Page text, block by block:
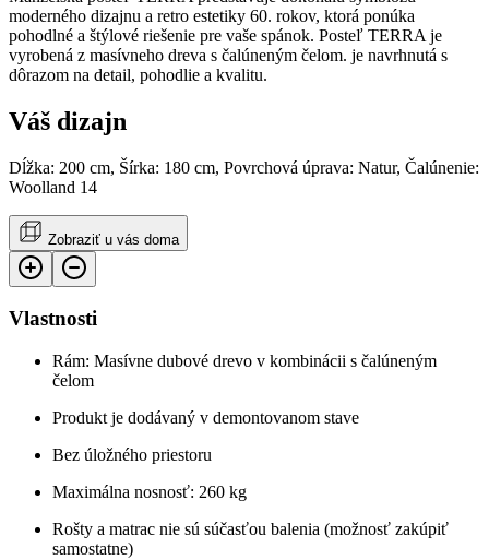
moderného dizajnu a retro estetiky 60. rokov, ktorá ponúka
pohodlné a štýlové riešenie pre vaše spánok. Posteľ TERRA je
vyrobená z masívneho dreva s čalúneným čelom. je navrhnutá s
dôrazom na detail, pohodlie a kvalitu.
Váš dizajn
Dĺžka: 200 cm, Šírka: 180 cm, Povrchová úprava: Natur, Čalúnenie:
Woolland 14
Zobraziť u vás doma
Vlastnosti
Rám: Masívne dubové drevo v kombinácii s čalúneným
čelom
Produkt je dodávaný v demontovanom stave
Bez úložného priestoru
Maximálna nosnosť: 260 kg
Rošty a matrac nie sú súčasťou balenia (možnosť zakúpiť
samostatne)